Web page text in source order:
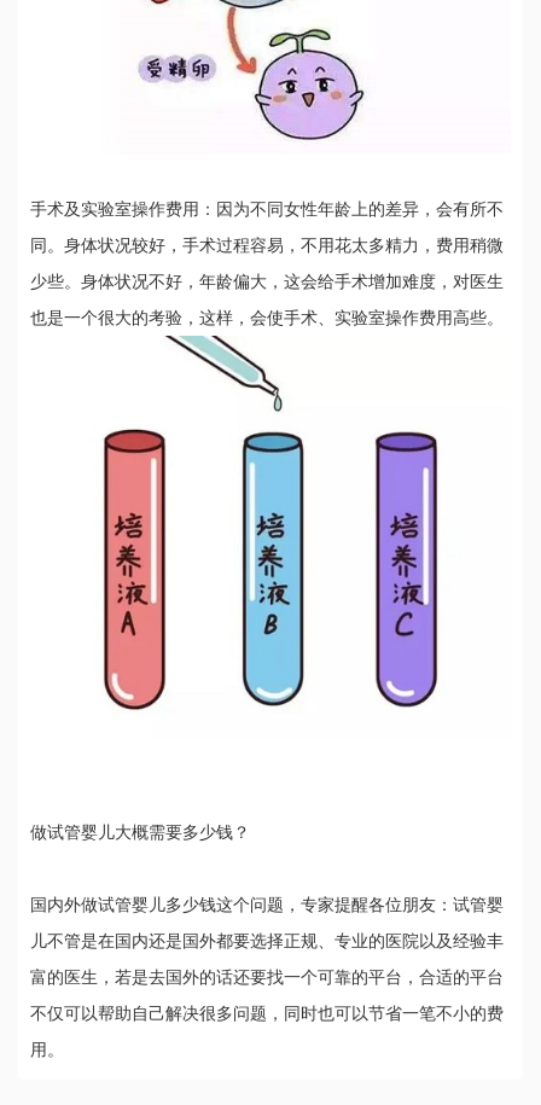
手术及实验室操作费用：因为不同女性年龄上的差异，会有所不
同。身体状况较好，手术过程容易，不用花太多精力，费用稍微
少些。身体状况不好，年龄偏大，这会给手术增加难度，对医生
也是一个很大的考验，这样，会使手术、实验室操作费用高些。
做试管婴儿大概需要多少钱？
国内外做试管婴儿多少钱这个问题，专家提醒各位朋友：试管婴
儿不管是在国内还是国外都要选择正规、专业的医院以及经验丰
富的医生，若是去国外的话还要找一个可靠的平台，合适的平台
不仅可以帮助自己解决很多问题，同时也可以节省一笔不小的费
用。